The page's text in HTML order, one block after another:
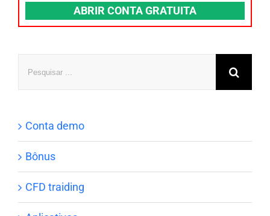
ABRIR CONTA GRATUITA
Conta demo
Bônus
CFD traiding